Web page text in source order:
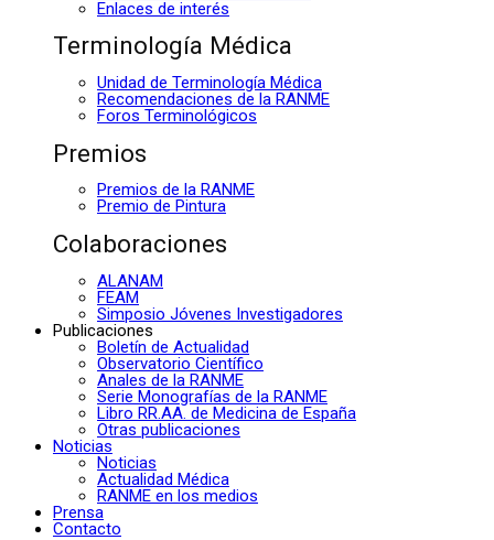
Enlaces de interés
Terminología Médica
Unidad de Terminología Médica
Recomendaciones de la RANME
Foros Terminológicos
Premios
Premios de la RANME
Premio de Pintura
Colaboraciones
ALANAM
FEAM
Simposio Jóvenes Investigadores
Publicaciones
Boletín de Actualidad
Observatorio Científico
Anales de la RANME
Serie Monografías de la RANME
Libro RR.AA. de Medicina de España
Otras publicaciones
Noticias
Noticias
Actualidad Médica
RANME en los medios
Prensa
Contacto